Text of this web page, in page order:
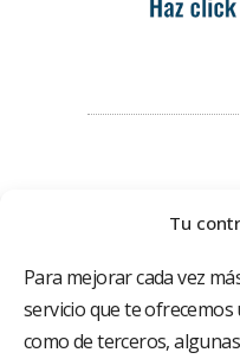
Tu
Para mejorar cada vez
servicio que te
como de terceros,